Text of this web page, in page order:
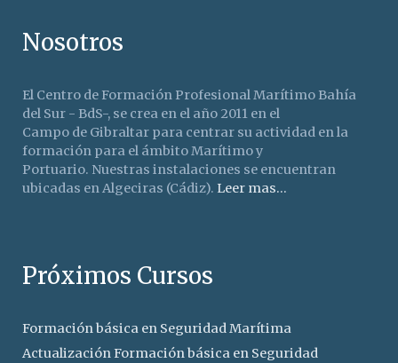
Nosotros
El Centro de Formación Profesional Marítimo Bahía
del Sur - BdS-, se crea en el año 2011 en el
Campo de Gibraltar para centrar su actividad en la
formación para el ámbito Marítimo y
Portuario. Nuestras instalaciones se encuentran
ubicadas en Algeciras (Cádiz). Leer mas...
Próximos Cursos
Formación básica en Seguridad Marítima
Actualización Formación básica en Seguridad